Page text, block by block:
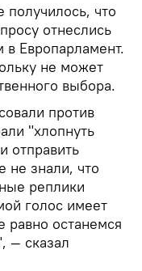
что
отнеслись
Европарламент.
не может
выбора.
против
"хлопнуть
отправить
не знали, что
реплики
голос имеет
равно останемся
— сказал